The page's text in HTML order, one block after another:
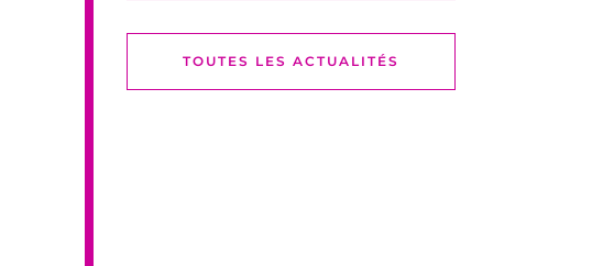
TOUTES LES ACTUALITÉS